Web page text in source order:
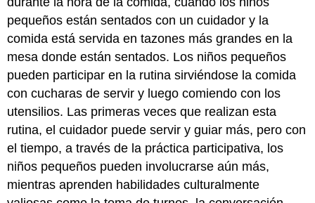
pequeños están sentados con un cuidador y la
comida está servida en tazones más grandes en la
mesa donde están sentados. Los niños pequeños
pueden participar en la rutina sirviéndose la comida
con cucharas de servir y luego comiendo con los
utensilios. Las primeras veces que realizan esta
rutina, el cuidador puede servir y guiar más, pero con
el tiempo, a través de la práctica participativa, los
niños pequeños pueden involucrarse aún más,
mientras aprenden habilidades culturalmente